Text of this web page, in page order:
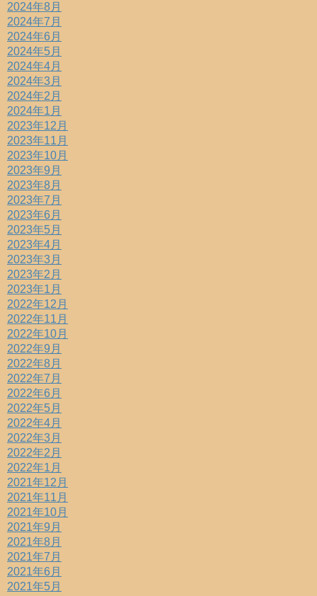
2024年8月
2024年7月
2024年6月
2024年5月
2024年4月
2024年3月
2024年2月
2024年1月
2023年12月
2023年11月
2023年10月
2023年9月
2023年8月
2023年7月
2023年6月
2023年5月
2023年4月
2023年3月
2023年2月
2023年1月
2022年12月
2022年11月
2022年10月
2022年9月
2022年8月
2022年7月
2022年6月
2022年5月
2022年4月
2022年3月
2022年2月
2022年1月
2021年12月
2021年11月
2021年10月
2021年9月
2021年8月
2021年7月
2021年6月
2021年5月